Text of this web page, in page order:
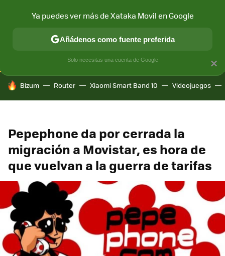
CONECTIVIDAD MÓVIL Y SOCIEDAD APLICACIONES
HOY SE HABLA DE
Bizum Router Xiaomi Smart Band 10 Videojuegos
Pepephone da por cerrada la
migración a Movistar, es hora de
que vuelvan a la guerra de tarifas
×
Ya puedes ver más de Xataka Movil en Google
Añádenos como fuente preferida
Solo necesitas una cuenta de Google